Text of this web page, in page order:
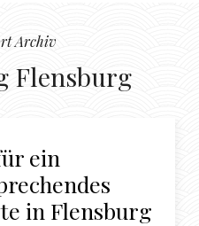
Archiv
Flensburg
ein
in Flensburg